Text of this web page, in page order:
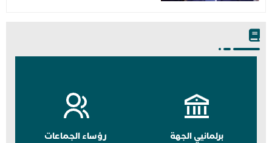
برلمانيي الجهة رؤساء الجماعات